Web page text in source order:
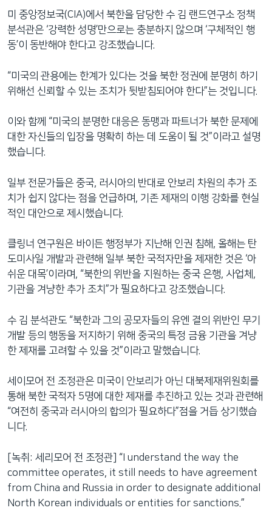
미 중앙정보국(CIA)에서 북한을 담당한 수 김 랜드연구소 정책
분석관은 ‘강력한 성명’만으로는 충분하지 않으며 ‘구체적인 행
동’이 동반해야 한다고 강조했습니다.
“미국의 관용에는 한계가 있다는 것을 북한 정권에 분명히 하기
위해선 신뢰할 수 있는 조치가 뒷받침되어야 한다”는 것입니다.
이와 함께 “미국의 분명한 대응은 동맹과 파트너가 북한 문제에
대한 자신들의 입장을 명확히 하는 데 도움이 될 것”이라고 설명
했습니다.
일부 전문가들은 중국, 러시아의 반대로 안보리 차원의 추가 조
치가 쉽지 않다는 점을 언급하며, 기존 제재의 이행 강화를 현실
적인 대안으로 제시했습니다.
클링너 연구원은 바이든 행정부가 지난해 인권 침해, 올해는 탄
도미사일 개발과 관련해 일부 북한 국적자만을 제재한 것은 ‘아
쉬운 대목’이라며, “북한의 위반을 지원하는 중국 은행, 사업체,
기관을 겨냥한 추가 조치”가 필요하다고 강조했습니다.
수 김 분석관도 “북한과 그의 공모자들의 유엔 결의 위반인 무기
개발 등의 행동을 저지하기 위해 중국의 특정 금융 기관을 겨냥
한 제재를 고려할 수 있을 것”이라고 말했습니다.
세이모어 전 조정관은 미국이 안보리가 아닌 대북제재위원회를
통해 북한 국적자 5명에 대한 제재를 추진하고 있는 것과 관련해
“여전히 중국과 러시아의 합의가 필요하다”점을 거듭 상기했습
니다.
[녹취: 세리모어 전 조정관] “I understand the way the
committee operates, it still needs to have agreement
from China and Russia in order to designate additional
North Korean individuals or entities for sanctions.”